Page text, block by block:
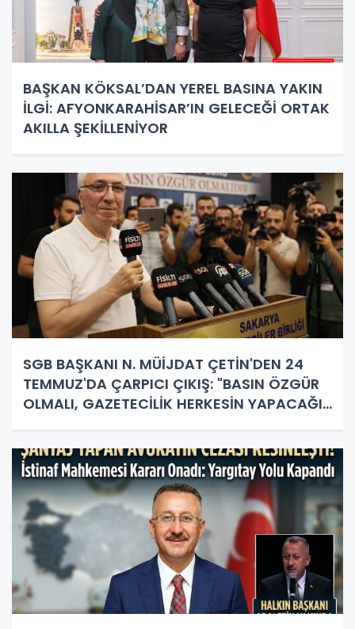
BAŞKAN KÖKSAL’DAN YEREL BASINA YAKIN
İLGİ: AFYONKARAHİSAR’IN GELECEĞİ ORTAK
AKILLA ŞEKİLLENİYOR
SGB BAŞKANI N. MÜİJDAT ÇETİN'DEN 24
TEMMUZ'DA ÇARPICI ÇIKIŞ: "BASIN ÖZGÜR
OLMALI, GAZETECİLİK HERKESİN YAPACAĞI